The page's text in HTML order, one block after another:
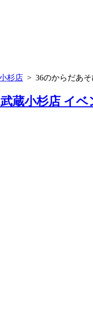
杉店 > 36のからだあ
蔵小杉店 イベ